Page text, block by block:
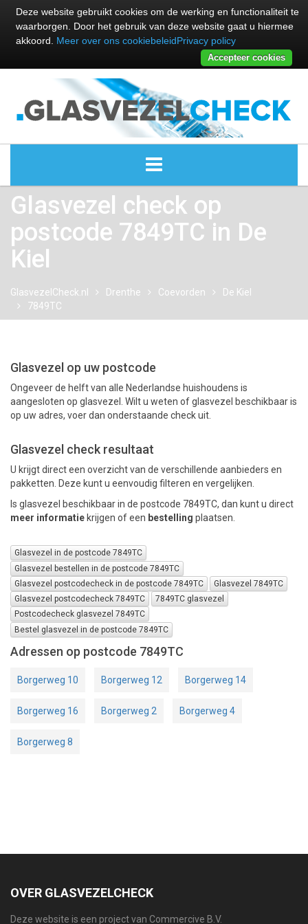
ALLE GLASVEZEL PROVIDERS
GLASVEZEL PROVIDERS
Glasvezel check op
postcode 7849TC in De
Kiel
GlasvezelCheck.nl Drenthe Coevorden
De Kiel
7849TC
Glasvezel op uw postcode
Ongeveer de helft van alle Nederlandse huishoudens is
aangesloten op glasvezel. Wilt u weten of glasvezel beschikbaar is
op uw adres, voer dan onderstaande check uit.
Glasvezel check resultaat
U krijgt direct een overzicht van de verschillende aanbieders en
pakketten. Deze kunt u eenvoudig filteren en vergelijken.
Is glasvezel beschikbaar in de postcode 7849TC, dan kunt u direct
meer informatie krijgen of een bestelling plaatsen.
Glasvezel in de postcode 7849TC
Glasvezel bestellen in de postcode 7849TC
Glasvezel postcodecheck in de postcode 7849TC
Glasvezel 7849TC
Glasvezel postcodecheck 7849TC
7849TC glasvezel
Postcodecheck glasvezel 7849TC
Bestel glasvezel in de postcode 7849TC
Adressen op postcode 7849TC
Borgerweg 10 Borgerweg 12 Borgerweg 14
Borgerweg 16 Borgerweg 2 Borgerweg 4
Borgerweg 8
OVER GLASVEZELCHECK
Deze website is een project van Commercive B.V.
Deze website gebruikt cookies om de werking en functionaliteit te
waarborgen. Door het gebruik van deze website gaat u hiermee
akkoord. Meer over ons cookiebeleidPrivacy policy
Accepteer cookies